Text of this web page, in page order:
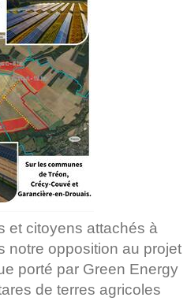
et citoyens attachés à
notre opposition au projet
porté par Green Energy
de terres agricoles